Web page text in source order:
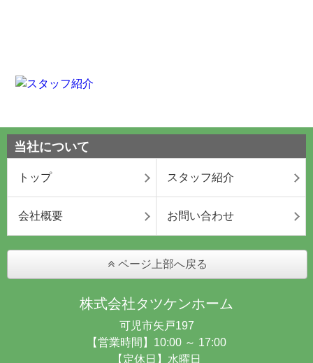
当社について
トップ スタッフ紹介
会社概要 お問い合わせ
ページ上部へ戻る
株式会社タツケンホーム
可児市矢戸197
【営業時間】10:00 ～ 17:00
【定休日】水曜日